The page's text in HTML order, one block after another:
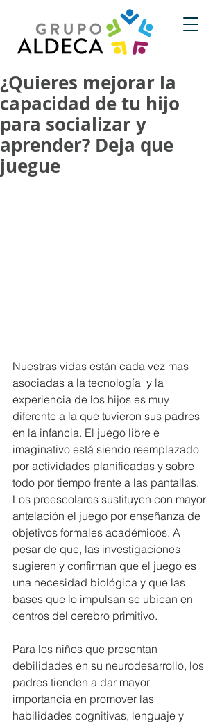
¿Quieres mejorar la
capacidad de tu hijo
para socializar y
aprender? Deja que
juegue
Nuestras vidas están cada vez mas
asociadas a la tecnología  y la
experiencia de los hijos es muy
diferente a la que tuvieron sus padres
en la infancia. El juego libre e
imaginativo está siendo reemplazado
por actividades planificadas y sobre
todo por tiempo frente a las pantallas.
Los preescolares sustituyen con mayor
antelación el juego por enseñanza de
objetivos formales académicos. A
pesar de que, las investigaciones
sugieren y confirman que el juego es
una necesidad biológica y que las
bases que lo impulsan se ubican en
centros del cerebro primitivo.
Para los niños que presentan
debilidades en su neurodesarrollo, los
padres tienden a dar mayor
importancia en promover las
habilidades cognitivas, lenguaje y